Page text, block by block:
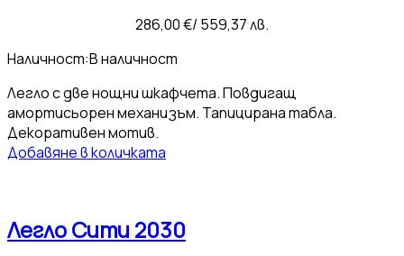
286,00€/ 559,37 лв.
Наличност:В наличност
Легло с две нощни шкафчета. Повдигащ
амортисьорен механизъм. Тапицирана табла.
Декоративен мотив.
Добавяне в количката
Легло Сити 2030